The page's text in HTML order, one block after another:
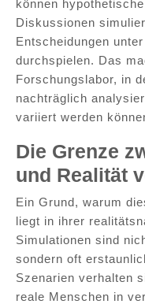
können
Diskussionen
Entscheidungen
durchspielen. Das
Forschungslabor, in
nachträglich
variiert werden
Die Grenze
und Realität
Ein Grund, warum
liegt in ihrer
Simulationen sind
sondern oft
Szenarien verhalten
reale Menschen in